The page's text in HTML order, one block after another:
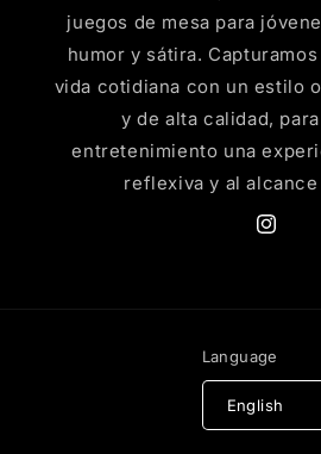
juegos de mesa para
humor y sátira.
vida cotidiana con un estilo
y de alta calidad,
entretenimiento una
reflexiva y al
Language
English